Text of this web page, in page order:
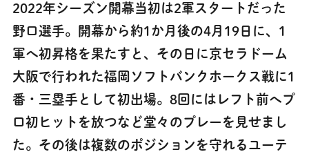
2022年シーズン開幕当初は2軍スタートだった
野口選手。開幕から約1か月後の4月19日に、1
軍へ初昇格を果たすと、その日に京セラドーム
大阪で行われた福岡ソフトバンクホークス戦に1
番・三塁手として初出場。8回にはレフト前へプ
ロ初ヒットを放つなど堂々のプレーを見せまし
た。その後は複数のポジションを守れるユーテ